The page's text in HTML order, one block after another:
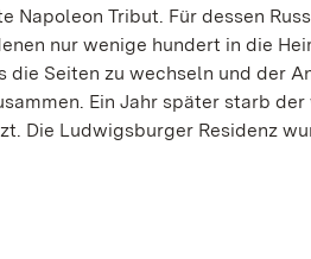
Napoleon Tribut. Für dessen
nur wenige hundert in die
die Seiten zu wechseln und der
Ein Jahr später starb
Die Ludwigsburger Residenz